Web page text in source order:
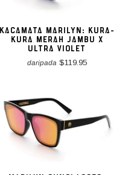
KACAMATA MARILYN: KURA-
KURA MERAH JAMBU X
ULTRA VIOLET
daripada $119.95